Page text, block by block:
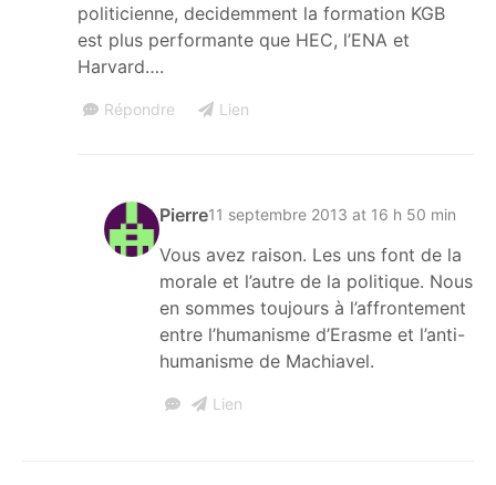
politicienne, decidemment la formation KGB
est plus performante que HEC, l’ENA et
Harvard….
Répondre Lien
Pierre11 septembre 2013 at 16 h 50 min
Vous avez raison. Les uns font de la
morale et l’autre de la politique. Nous
en sommes toujours à l’affrontement
entre l’humanisme d’Erasme et l’anti-
humanisme de Machiavel.
Lien